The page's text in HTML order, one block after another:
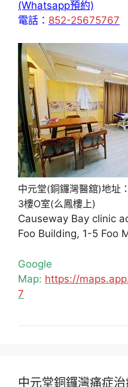
(Whatsapp預約)
電話： 852-25675767
中元堂(銅鑼灣醫舘)地址
3樓O室(么鳳樓上)
Causeway Bay clinic
Foo Building, 1-5 Foo
Google
Map: https://
7
中元堂銅鑼灣痛症